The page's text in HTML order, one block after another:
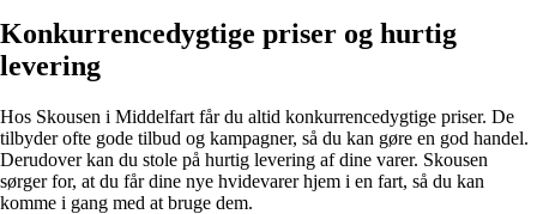
Konkurrencedygtige priser og hurtig
levering
Hos Skousen i Middelfart får du altid konkurrencedygtige priser. De
tilbyder ofte gode tilbud og kampagner, så du kan gøre en god handel.
Derudover kan du stole på hurtig levering af dine varer. Skousen
sørger for, at du får dine nye hvidevarer hjem i en fart, så du kan
komme i gang med at bruge dem.